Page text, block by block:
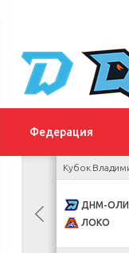
Федерация
Кубок
ЛОКО